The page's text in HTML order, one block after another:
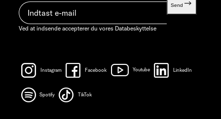
Send
Ved at indsende accepterer du vores Databeskyttelse
Instagram Facebook Youtube LinkedIn
Spotify TikTok